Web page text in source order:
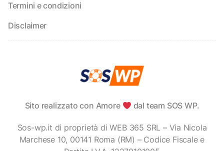
Termini e condizioni
Disclaimer
Sito realizzato con Amore dal team SOS WP.
Sos-wp.it di proprietà di WEB 365 SRL – Via Nicola
Marchese 10, 00141 Roma (RM) – Codice Fiscale e